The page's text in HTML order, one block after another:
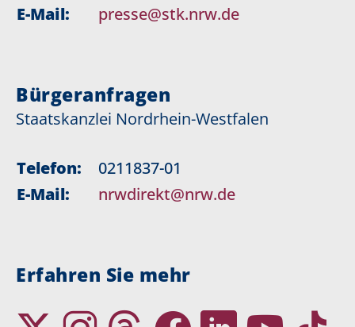
E-Mail:
presse@stk.nrw.de
Bürgeranfragen
Staatskanzlei Nordrhein-Westfalen
Telefon:
0211837-01
E-Mail:
nrwdirekt@nrw.de
Erfahren Sie mehr